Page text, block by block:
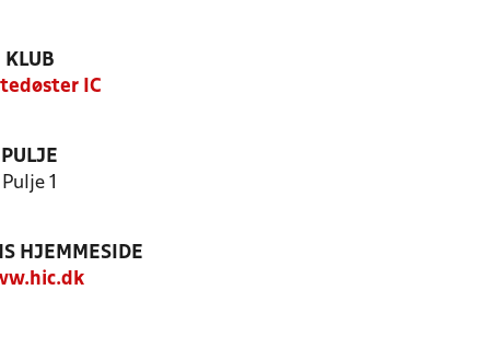
KLUB
IC
PULJE
Pulje 1
HJEMMESIDE